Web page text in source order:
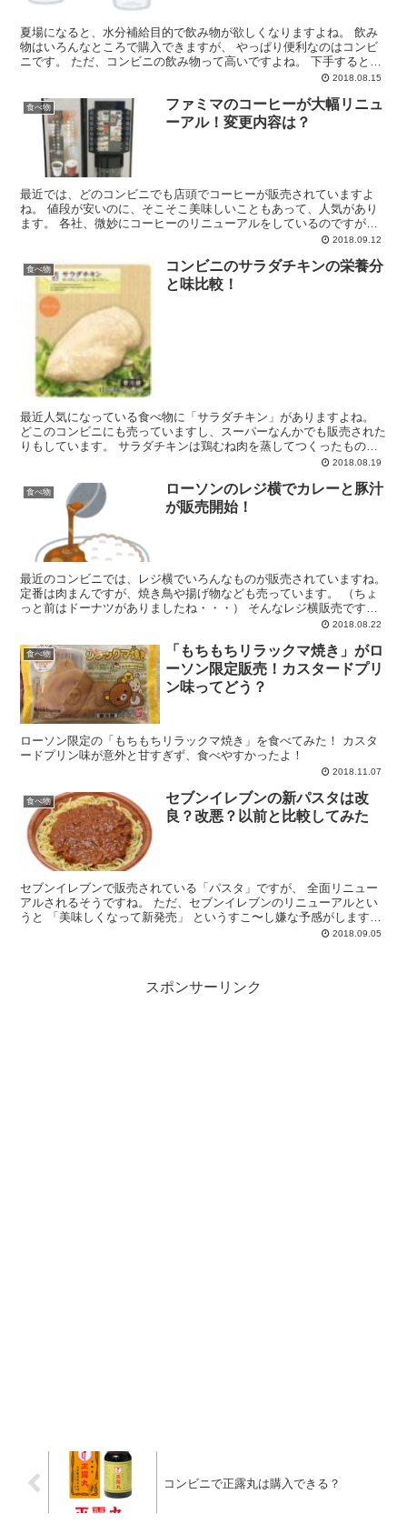
夏場になると、水分補給目的で飲み物が欲しくなりますよね。 飲み
物はいろんなところで購入できますが、 やっぱり便利なのはコンビ
ニです。 ただ、コンビニの飲み物って高いですよね。 下手するとス
ーパーの倍ぐらいの値段になってたり・・・。 そこで、...2018.08.15
食べ物
ファミマのコーヒーが大幅リニュ
ーアル！変更内容は？
最近では、どのコンビニでも店頭でコーヒーが販売されていますよ
ね。 値段が安いのに、そこそこ美味しいこともあって、人気があり
ます。 各社、微妙にコーヒーのリニューアルをしているのですが、
今回、ファミリーマートのコーヒーが大幅にリニューアルさ...2018.09.12
食べ物
コンビニのサラダチキンの栄養分
と味比較！
最近人気になっている食べ物に「サラダチキン」がありますよね。
どこのコンビニにも売っていますし、スーパーなんかでも販売された
りもしています。 サラダチキンは鶏むね肉を蒸してつくったもので
すが、 低カロリーで高タンパクということで、ダイエット...2018.08.19
食べ物
ローソンのレジ横でカレーと豚汁
が販売開始！
最近のコンビニでは、レジ横でいろんなものが販売されていますね。
定番は肉まんですが、焼き鳥や揚げ物なども売っています。 （ちょ
っと前はドーナツがありましたね・・・） そんなレジ横販売です
が、なんとローソンで ・カレー ・豚汁 の販売が始まり... 2018.08.22
食べ物
「もちもちリラックマ焼き」がロ
ーソン限定販売！カスタードプリ
ン味ってどう？
ローソン限定の「もちもちリラックマ焼き」を食べてみた！ カスタ
ードプリン味が意外と甘すぎず、食べやすかったよ！
2018.11.07
食べ物
セブンイレブンの新パスタは改
良？改悪？以前と比較してみた
セブンイレブンで販売されている「パスタ」ですが、 全面リニュー
アルされるそうですね。 ただ、セブンイレブンのリニューアルとい
うと 「美味しくなって新発売」 というすこ〜し嫌な予感がしますよ
ね・・・。 （美味しくなって新発売とは、中身を減らし...2018.09.05
スポンサーリンク
コンビニで正露丸は購入できる？